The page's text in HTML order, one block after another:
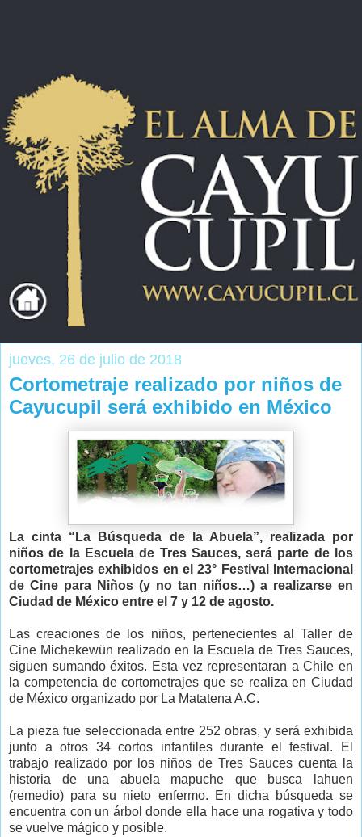
jueves, 26 de julio de 2018
Cortometraje realizado por niños de
Cayucupil será exhibido en México
La cinta “La Búsqueda de la Abuela”, realizada por
niños de la Escuela de Tres Sauces, será parte de los
cortometrajes exhibidos en el 23° Festival Internacional
de Cine para Niños (y no tan niños…) a realizarse en
Ciudad de México entre el 7 y 12 de agosto.
Las creaciones de los niños, pertenecientes al Taller de
Cine Michekewün realizado en la Escuela de Tres Sauces,
siguen sumando éxitos. Esta vez representaran a Chile en
la competencia de cortometrajes que se realiza en Ciudad
de México organizado por La Matatena A.C.
La pieza fue seleccionada entre 252 obras, y será exhibida
junto a otros 34 cortos infantiles durante el festival. El
trabajo realizado por los niños de Tres Sauces cuenta la
historia de una abuela mapuche que busca lahuen
(remedio) para su nieto enfermo. En dicha búsqueda se
encuentra con un árbol donde ella hace una rogativa y todo
se vuelve mágico y posible.